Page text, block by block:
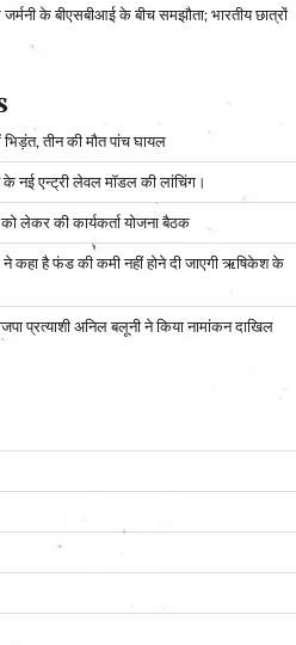
जर्मनी के बीएसबीआई के बीच समझौता; भारतीय छात्रों
तीन की मौत पांच घायल
के नई एन्ट्री लेवल मॉडल की लांचिंग।
लेकर की कार्यकर्ता योजना बैठक
ने कहा है फंड की कमी नहीं होने दी जाएगी ऋषिकेश के
प्रत्याशी अनिल बलूनी ने किया नामांकन दाखिल